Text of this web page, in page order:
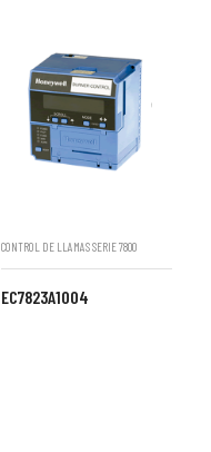
CONTROL DE LLAMAS SERIE 7800
EC7823A1004